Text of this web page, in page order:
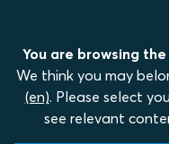
You are browsing
We think you may
(en). Please select
see relevant